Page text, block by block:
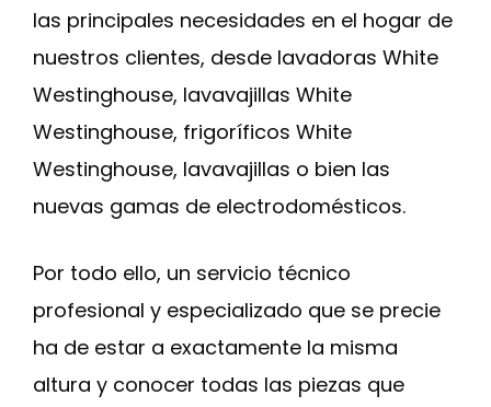
las principales necesidades en el hogar de
nuestros clientes, desde lavadoras White
Westinghouse, lavavajillas White
Westinghouse, frigoríficos White
Westinghouse, lavavajillas o bien las
nuevas gamas de electrodomésticos.
Por todo ello, un servicio técnico
profesional y especializado que se precie
ha de estar a exactamente la misma
altura y conocer todas las piezas que